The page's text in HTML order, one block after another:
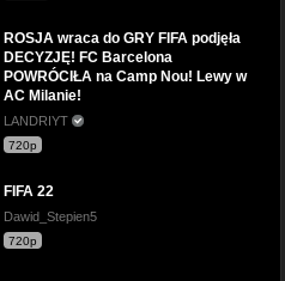
ROSJA wraca do GRY FIFA podjęła
DECYZJĘ! FC Barcelona
POWRÓCIŁA na Camp Nou! Lewy w
AC Milanie!
LANDRIYT
720p
FIFA 22
Dawid_Stepien5
720p